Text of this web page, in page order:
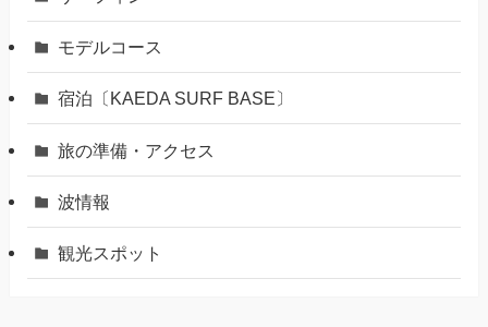
モデルコース
宿泊〔KAEDA SURF BASE〕
旅の準備・アクセス
波情報
観光スポット